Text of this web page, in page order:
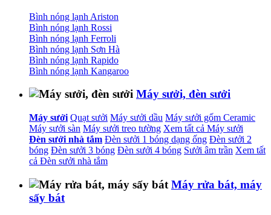
Bình nóng lạnh Ariston
Bình nóng lạnh Rossi
Bình nóng lạnh Ferroli
Bình nóng lạnh Sơn Hà
Bình nóng lạnh Rapido
Bình nóng lạnh Kangaroo
Máy sưởi, đèn sưởi
Máy sưởi Quạt sưởi Máy sưởi dầu Máy sưởi gốm Ceramic
Máy sưởi sàn Máy sưởi treo tường Xem tất cả Máy sưởi
Đèn sưởi nhà tắm Đèn sưởi 1 bóng dạng ống Đèn sưởi 2
bóng Đèn sưởi 3 bóng Đèn sưởi 4 bóng Sưởi âm trần Xem tất
cả Đèn sưởi nhà tắm
Máy rửa bát, máy
sấy bát